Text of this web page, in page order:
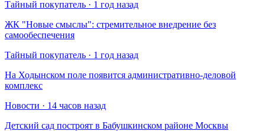
Тайный покупатель · 1 год назад
​ЖК "Новые смыслы": стремительное внедрение без
самообеспечения
Тайный покупатель · 1 год назад
На Ходынском поле появится административно-деловой
комплекс
Новости · 14 часов назад
Детский сад построят в Бабушкинском районе Москвы